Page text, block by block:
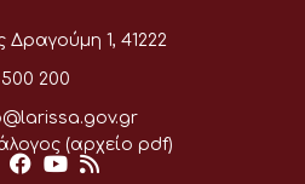
Δραγούμη 1, 41222
500 200
(αρχείο pdf)